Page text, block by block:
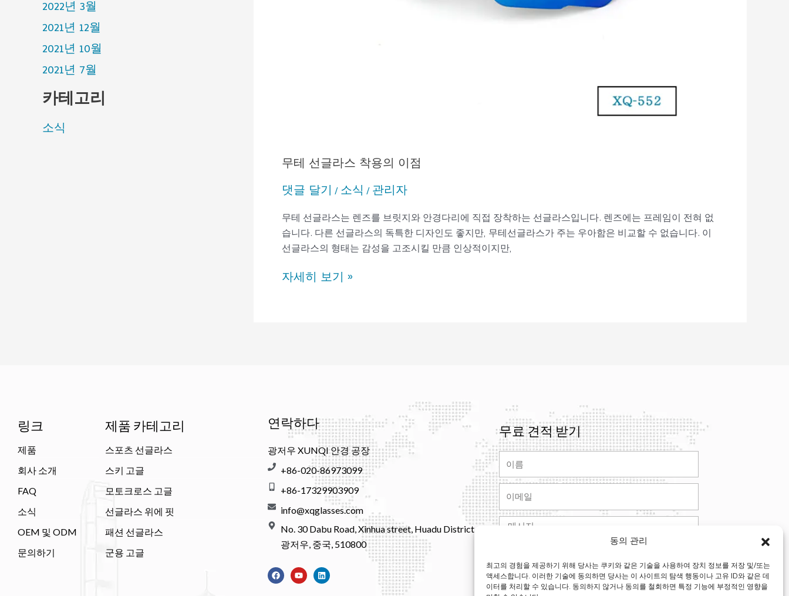
동의 관리
최고의 경험을 제공하기 위해 당사는 쿠키와 같은 기술을 사용하여 장치 정보를 저장 및/또는
액세스합니다. 이러한 기술에 동의하면 당사는 이 사이트의 탐색 행동이나 고유 ID와 같은 데
이터를 처리할 수 있습니다. 동의하지 않거나 동의를 철회하면 특정 기능에 부정적인 영향을
2022년 3월
2021년 12월
2021년 10월
2021년 7월
카테고리
소식
무테 선글라스 착용의 이점
댓글 달기 /소식 /관리자
무테 선글라스는 렌즈를 브릿지와 안경다리에 직접 장착하는 선글라스입니다. 렌즈에는 프레임이 전혀 없
습니다. 다른 선글라스의 독특한 디자인도 좋지만, 무테선글라스가 주는 우아함은 비교할 수 없습니다. 이
선글라스의 형태는 감성을 고조시킬 만큼 인상적이지만,
자세히 보기 »
링크
제품
회사 소개
FAQ
소식
OEM 및 ODM
문의하기
제품 카테고리
스포츠 선글라스
스키 고글
모토크로스 고글
선글라스 위에 핏
패션 선글라스
군용 고글
연락하다
광저우 XUNQI 안경 공장
+86-020-86973099
+86-17329903909
info@xqglasses.com
No. 30 Dabu Road, Xinhua street, Huadu District,
광저우, 중국, 510800
페
이
스
유
튜
브
링
크
드
무료 견적 받기
일
제출하다
Alternative: